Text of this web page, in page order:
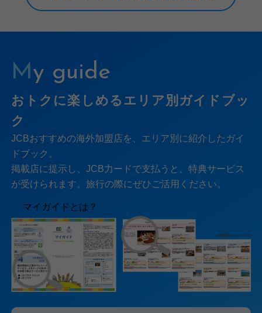
My guide
おトクに楽しめるエリア別ガイドブッ
ク
JCBおすすめの海外加盟店を、エリア別に紹介したガイ
ドブック。
掲載店に提示し、JCB力ードで支払うと、特典サービス
が受けられます。旅行の際にぜひご活用ください。
マイガイドとは？